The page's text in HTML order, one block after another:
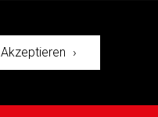
Akzeptieren